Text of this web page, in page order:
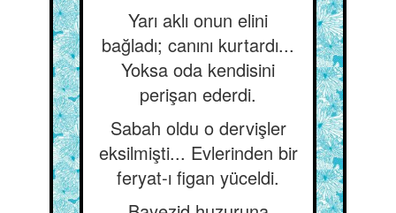
Yarı aklı onun elini
bağladı; canını kurtardı...
Yoksa oda kendisini
perişan ederdi.
Sabah oldu o dervişler
eksilmişti... Evlerinden bir
feryat-ı figan yüceldi.